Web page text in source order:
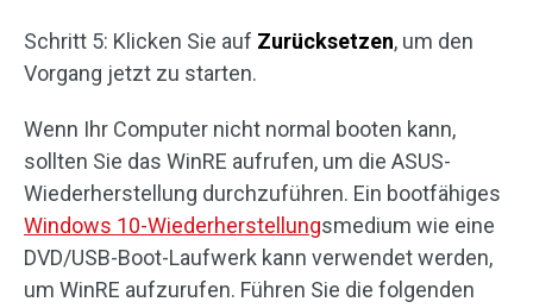
Schritt 5: Klicken Sie auf Zurücksetzen, um den
Vorgang jetzt zu starten.
Wenn Ihr Computer nicht normal booten kann,
sollten Sie das WinRE aufrufen, um die ASUS-
Wiederherstellung durchzuführen. Ein bootfähiges
Windows 10-Wiederherstellungsmedium wie eine
DVD/USB-Boot-Laufwerk kann verwendet werden,
um WinRE aufzurufen. Führen Sie die folgenden